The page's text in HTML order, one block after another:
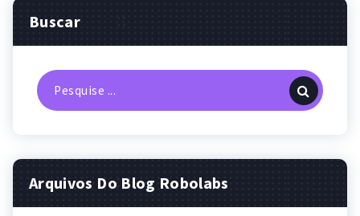
Buscar
Pesquisa
por:
Arquivos Do Blog Robolabs